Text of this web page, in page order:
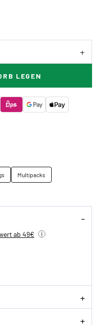
LEGEN
Multipacks
ab 49€